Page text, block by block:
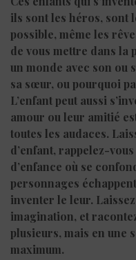
ils sont les héros, sont
possible, même les
de vous mettre dans la
un monde avec son ou
sa sœur, ou pourquoi
L’enfant peut aussi
amour ou leur amitié
toutes les audaces.
d’enfant, rappelez-
d’enfance où se
personnages
inventer le leur.
imagination, et
plusieurs, mais en une
maximum.